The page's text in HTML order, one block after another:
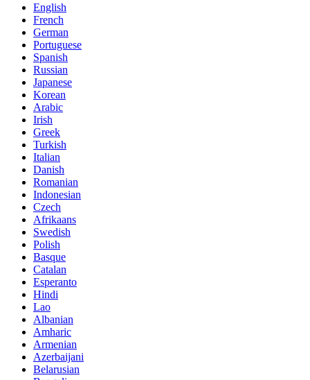
English
French
German
Portuguese
Spanish
Russian
Japanese
Korean
Arabic
Irish
Greek
Turkish
Italian
Danish
Romanian
Indonesian
Czech
Afrikaans
Swedish
Polish
Basque
Catalan
Esperanto
Hindi
Lao
Albanian
Amharic
Armenian
Azerbaijani
Belarusian